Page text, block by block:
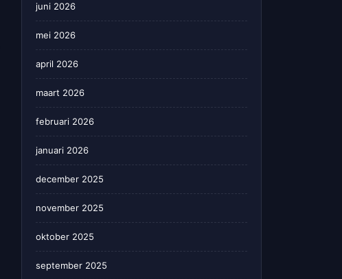
juni 2026
mei 2026
april 2026
maart 2026
februari 2026
januari 2026
december 2025
november 2025
oktober 2025
september 2025